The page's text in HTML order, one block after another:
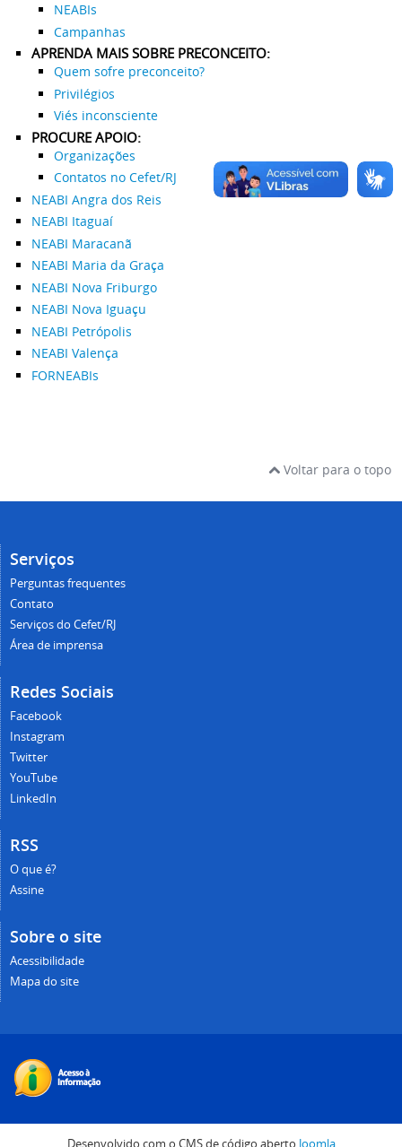
NEABIs
Campanhas
APRENDA MAIS SOBRE PRECONCEITO:
Quem sofre preconceito?
Privilégios
Viés inconsciente
PROCURE APOIO:
Organizações
Contatos no Cefet/RJ
NEABI Angra dos Reis
NEABI Itaguaí
NEABI Maracanã
NEABI Maria da Graça
NEABI Nova Friburgo
NEABI Nova Iguaçu
NEABI Petrópolis
NEABI Valença
FORNEABIs
Voltar para o topo
Serviços
Perguntas frequentes
Contato
Serviços do Cefet/RJ
Área de imprensa
Redes Sociais
Facebook
Instagram
Twitter
YouTube
LinkedIn
RSS
O que é?
Assine
Sobre o site
Acessibilidade
Mapa do site
Desenvolvido com o CMS de código aberto Joomla